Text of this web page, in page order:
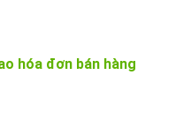
hóa đơn bán hàng